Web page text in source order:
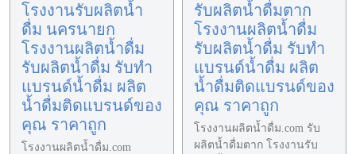
โรงงานรับผลิตน้ำ
ดื่ม นครนายก
โรงงานผลิตน้ำดื่ม
รับผลิตน้ำดื่ม รับทำ
แบรนด์น้ำดื่ม ผลิต
น้ำดื่มติดแบรนด์ของ
คุณ ราคาถูก
โรงงานผลิตน้ำดื่ม.com
รับผลิตน้ำดื่มตาก
โรงงานผลิตน้ำดื่ม
รับผลิตน้ำดื่ม รับทำ
แบรนด์น้ำดื่ม ผลิต
น้ำดื่มติดแบรนด์ของ
คุณ ราคาถูก
โรงงานผลิตน้ำดื่ม.com รับ
ผลิตน้ำดื่มตาก โรงงานรับ